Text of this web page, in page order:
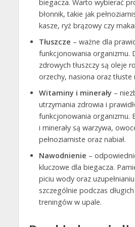
biegacza. Warto wybierać
błonnik, takie jak
kasze, ryż brązowy czy
Tłuszcze – ważne dla
funkcjonowania organizmu.
zdrowych tłuszczy są oleje
orzechy, nasiona oraz tłuste
Witaminy i minerały–
utrzymania zdrowia i
funkcjonowania organizmu.
i minerały są warzywa,
pełnoziarniste oraz nabiał.
Nawodnienie –
kluczowe dla biegacza.
piciu wody oraz
szczególnie podczas
treningów w upale.